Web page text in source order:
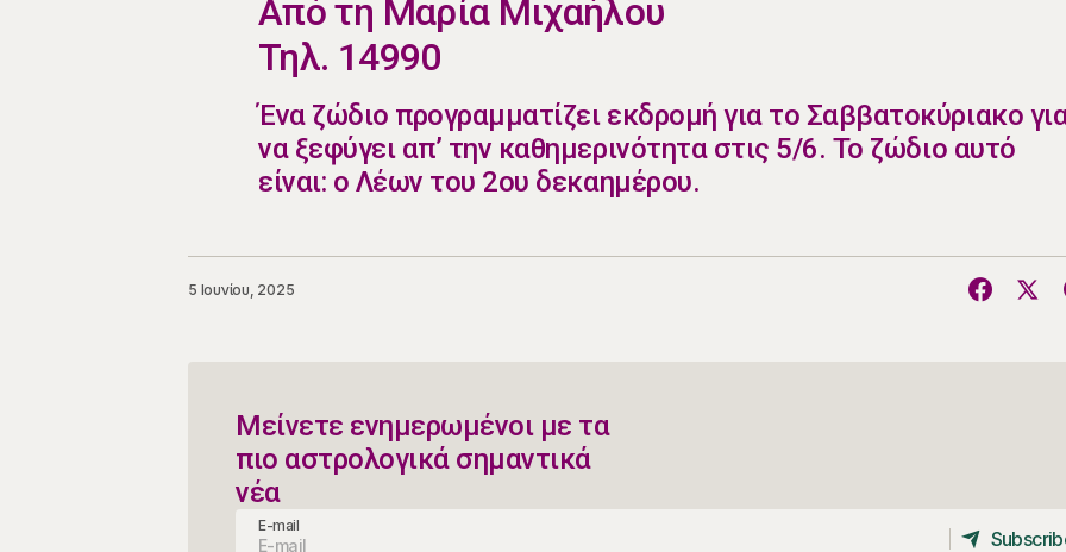
​Από τη Μαρία Μιχαήλου
Τηλ. 14990
​​Ένα ζώδιο προγραμματίζει εκδρομή για το Σαββατοκύριακο
να ξεφύγει απ’ την καθημερινότητα στις 5/6. Το ζώδιο αυτό
είναι: ο Λέων του 2ου δεκαημέρου.
5 Ιουνίου, 2025
Μείνετε ενημερωμένοι με τα
πιο αστρολογικά σημαντικά
νέα
E-mail